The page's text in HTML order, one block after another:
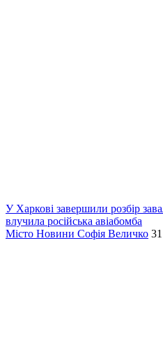
У Харкові завершили розбір
влучила російська авіабомба
Місто Новини Софія Величко